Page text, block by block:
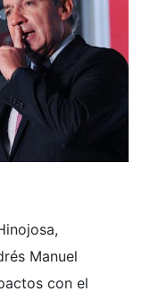
Manuel
con el